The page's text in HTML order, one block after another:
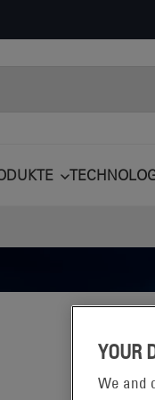
YOUR
We and